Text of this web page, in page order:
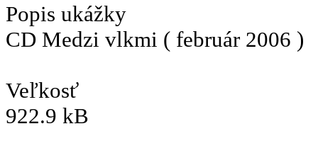
Popis ukážky
CD Medzi vlkmi ( február 2006 )
Veľkosť
922.9 kB